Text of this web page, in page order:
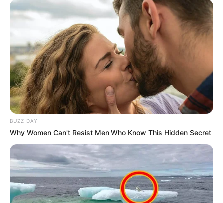
BUZZ DAY
Why Women Can't Resist Men Who Know This Hidden Secret